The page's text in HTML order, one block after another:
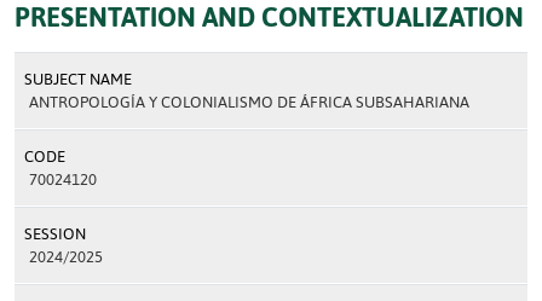
PRESENTATION AND CONTEXTUALIZATION
SUBJECT NAME
ANTROPOLOGÍA Y COLONIALISMO DE ÁFRICA SUBSAHARIANA
CODE
70024120
SESSION
2024/2025